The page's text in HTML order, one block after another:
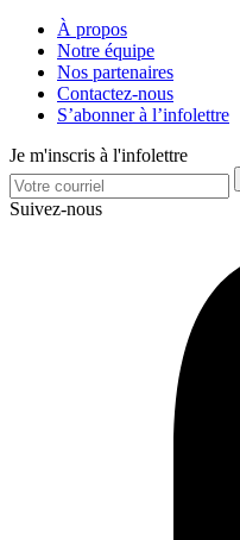
À propos
Notre équipe
Nos partenaires
Contactez-nous
S’abonner à l’infolettre
Je m'inscris à l'infolettre
Suivez-nous